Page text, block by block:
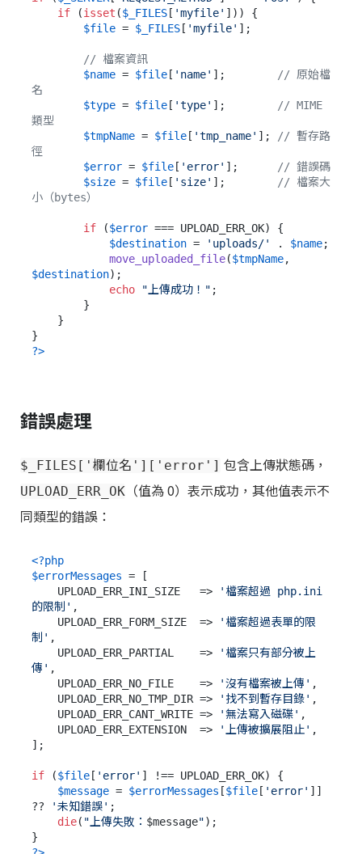
if (isset ($_FILES [ 'myfile' ])) {
$file = $_FILES [ 'myfile' ];
// 檔案資訊
$name = $file [ 'name' ]; // 原始檔
名
$type = $file [ 'type' ]; // MIME
類型
$tmpName = $file [ 'tmp_name' ]; // 暫存路
徑
$error = $file [ 'error' ]; // 錯誤碼
$size = $file [ 'size' ]; // 檔案大
小（bytes）
if ($error === UPLOAD_ERR_OK) {
$destination = 'uploads/' . $name;
move_uploaded_file($tmpName
$destination);
echo
"上傳成功！" ;
?>
錯誤處理
$_FILES['欄位名']['error'] 包含上傳狀態碼，
UPLOAD_ERR_OK
（值為 0）表示成功，其他值表示不
同類型的錯誤：
<?php
$errorMessages = [
    UPLOAD_ERR_INI_SIZE   =>
'檔案超過 php.ini
的限制' ,
    UPLOAD_ERR_FORM_SIZE  =>
'檔案超過表單的限
制' ,
    UPLOAD_ERR_PARTIAL    =>
'檔案只有部分被上
傳' ,
    UPLOAD_ERR_NO_FILE    =>
'沒有檔案被上傳' ,
    UPLOAD_ERR_NO_TMP_DIR =>
'找不到暫存目錄' ,
    UPLOAD_ERR_CANT_WRITE =>
'無法寫入磁碟' ,
    UPLOAD_ERR_EXTENSION  =>
'上傳被擴展阻止' ,
];
if ($file[ 'error' ] !== UPLOAD_ERR_OK) {
$message = $errorMessages [$file[ 'error' ]]
??
'未知錯誤' ;
die( "上傳失敗： $message");